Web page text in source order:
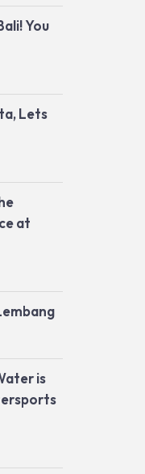
You
Lets
at
is